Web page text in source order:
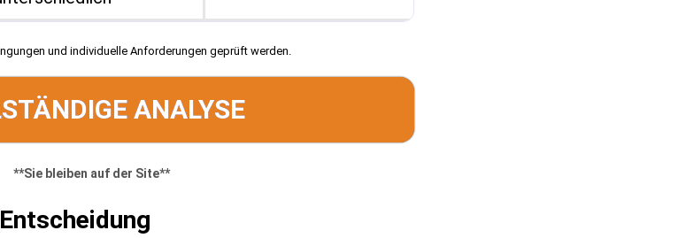
und individuelle Anforderungen geprüft werden.
ANALYSE
**Sie bleiben auf der Site**